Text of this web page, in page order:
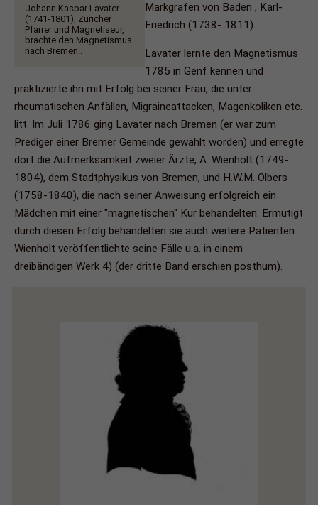
Johann Kaspar Lavater
(1741-1801), Züricher
Pfarrer und Magnetiseur,
brachte den Magnetismus
nach Bremen..
Markgrafen von Baden , Karl-
Friedrich (1738- 1811).
Lavater lernte den Magnetismus
1785 in Genf kennen und
praktizierte ihn mit Erfolg bei seiner Frau, die unter
rheumatischen Anfällen, Migraineattacken, Magenkoliken etc.
litt. Im Juli 1786 ging Lavater nach Bremen (er war zum
Prediger einer Bremer Gemeinde gewählt worden) und erregte
dort die Aufmerksamkeit zweier Ärzte, A. Wienholt (1749-
1804), dem Stadtphysikus von Bremen, und H.W.M. Olbers
(1758-1840), die nach seiner Anweisung erfolgreich ein
Mädchen mit einer "magnetischen" Kur behandelten. Ermutigt
durch diesen Erfolg behandelten sie auch weitere Patienten.
Wienholt veröffentlichte seine Fälle u.a. in einem
dreibändigen Werk 4) (der dritte Band erschien posthum).